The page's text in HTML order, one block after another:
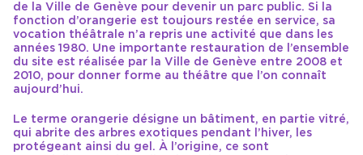
de la Ville de Genève pour devenir un parc public. Si la
fonction d’orangerie est toujours restée en service, sa
vocation théâtrale n’a repris une activité que dans les
années 1980. Une importante restauration de l’ensemble
du site est réalisée par la Ville de Genève entre 2008 et
2010, pour donner forme au théâtre que l’on connaît
aujourd’hui.
Le terme orangerie désigne un bâtiment, en partie vitré,
qui abrite des arbres exotiques pendant l’hiver, les
protégeant ainsi du gel. À l’origine, ce sont